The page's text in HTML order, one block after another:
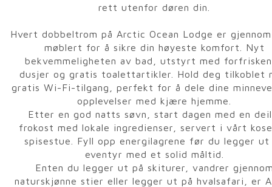
rett utenfor døren din.
Hvert dobbeltrom på Arctic Ocean Lodge er
møblert for å sikre din høyeste komfort. Nyt
bekvemmeligheten av bad, utstyrt med
dusjer og gratis toalettartikler. Hold deg tilkoblet
gratis Wi-Fi-tilgang, perfekt for å dele dine
opplevelser med kjære hjemme.
Etter en god natts søvn, start dagen med en
frokost med lokale ingredienser, servert i vårt
spisestue. Fyll opp energilagrene før du legger ut
eventyr med et solid måltid.
Enten du legger ut på skiturer, vandrer
naturskjønne stier eller legger ut på hvalsafari, er